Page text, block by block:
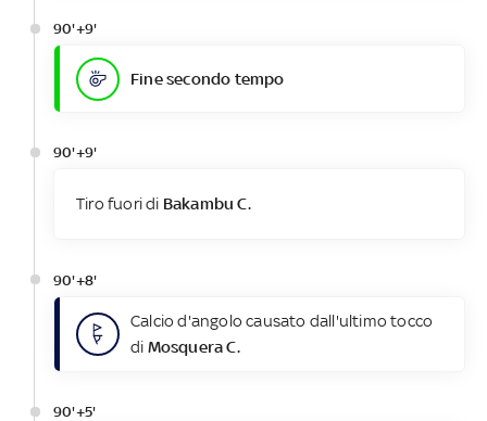
90'+9'
Fine secondo tempo
90'+9'
Tiro fuori di Bakambu C.
90'+8'
Calcio d'angolo causato dall'ultimo tocco
di Mosquera C.
90'+5'